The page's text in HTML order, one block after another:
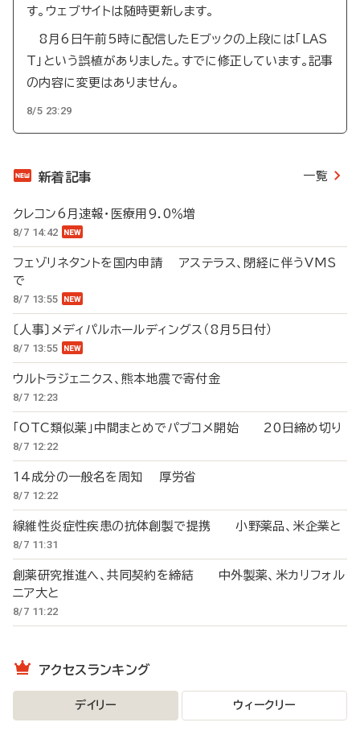
す。ウェブサイトは随時更新します。
8月6日午前5時に配信したEブックの上段には「LAS
T」という誤植がありました。すでに修正しています。記事
の内容に変更はありません。
8/5 23:29
新着記事 一覧
クレコン6月速報・医療用9.0％増
8/7 14:42
フェゾリネタントを国内申請 アステラス、閉経に伴うVMS
で
8/7 13:55
〔人事〕メディパルホールディングス（8月5日付）
8/7 13:55
ウルトラジェニクス、熊本地震で寄付金
8/7 12:23
「OTC類似薬」中間まとめでパブコメ開始 20日締め切り
8/7 12:22
14成分の一般名を周知 厚労省
8/7 12:22
線維性炎症性疾患の抗体創製で提携 小野薬品、米企業と
8/7 11:31
創薬研究推進へ、共同契約を締結 中外製薬、米カリフォル
ニア大と
8/7 11:22
アクセスランキング
デイリー ウィークリー